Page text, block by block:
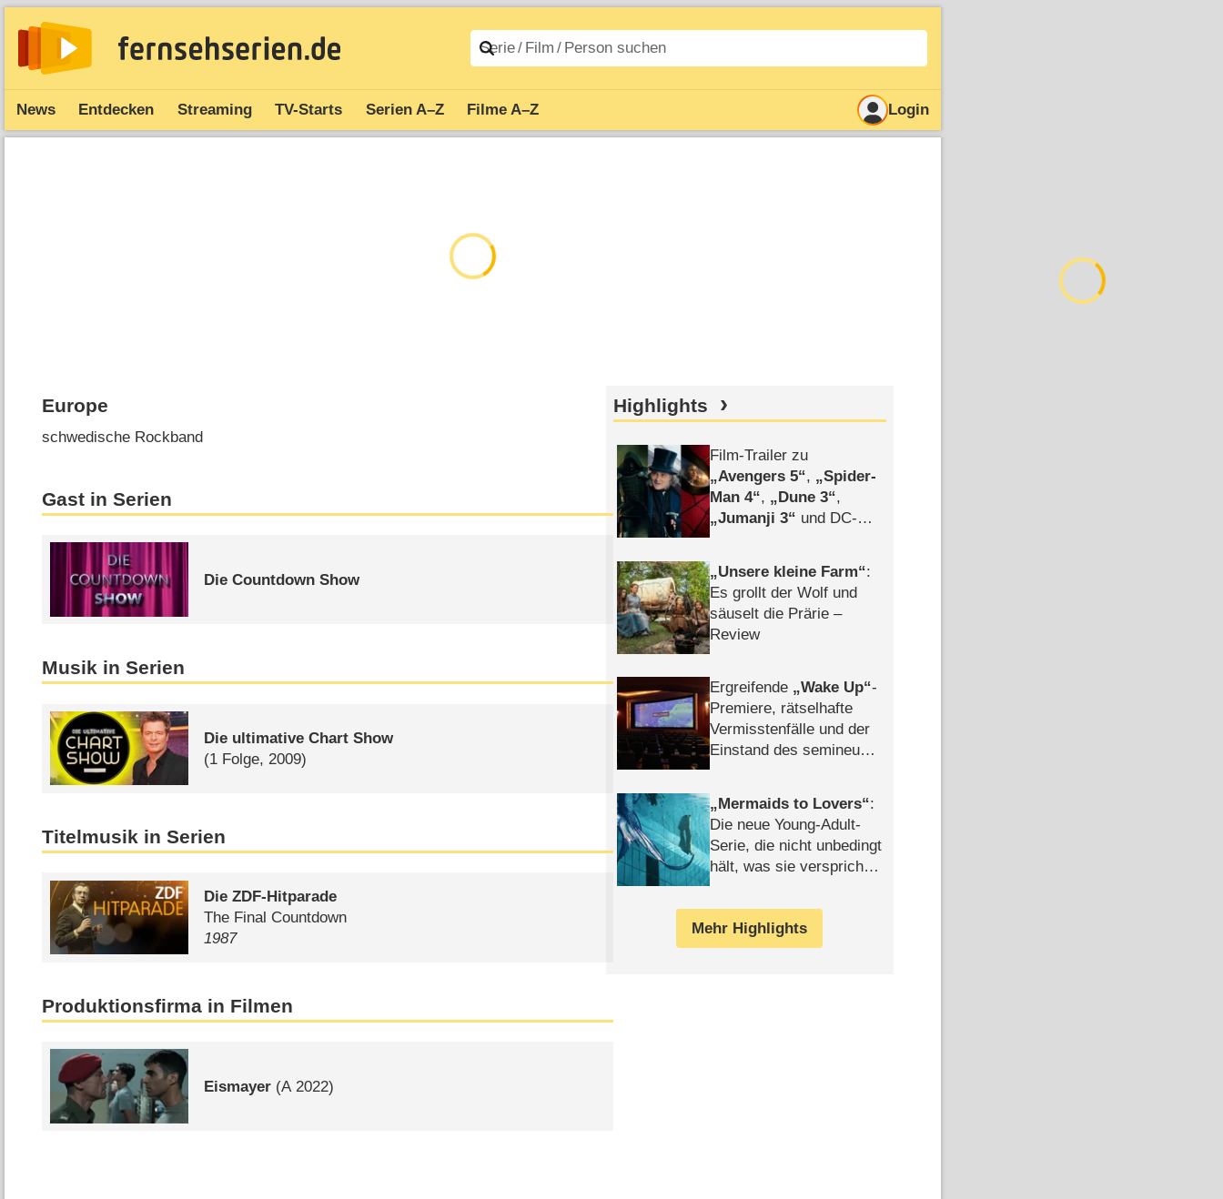
News Entdecken Streaming TV-Starts Serien A–Z Filme A–Z Login
Europe
schwedische Rockband
Gast in Serien
Die Countdown Show
Musik in Serien
Die ultimative Chart Show
(1 Folge, 2009)
Titelmusik in Serien
Die ZDF-Hitparade
The Final Countdown
1987
Produktionsfirma in Filmen
Eismayer (A 2022)
Highlights
Film-Trailer zu
Avengers 5 ,
Spider-
Man 4 , Dune 3 ,
Jumanji 3
und DC-
Unsere kleine Farm :
Es grollt der Wolf und
säuselt die Prärie –
Review
Ergreifende Wake Up -
Premiere, rätselhafte
Vermisstenfälle und der
Einstand des semineuen
Mermaids to Lovers :
Die neue Young-Adult-
Serie, die nicht unbedingt
hält, was sie verspricht –
Mehr Highlights